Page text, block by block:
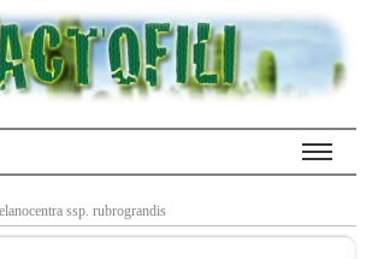
ssp. rubrograndis